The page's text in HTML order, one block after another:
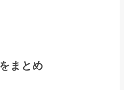
まとめ